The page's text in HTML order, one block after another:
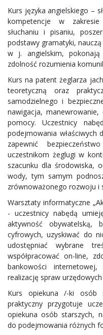
Kurs języka angielskiego –
kompetencje w
słuchaniu i pisaniu,
podstawy gramatyki,
w j. angielskim,
zdolność rozumienia
Kurs na patent żeglarza
teoretyczną oraz
samodzielnego i
nawigacja, manewrowanie,
pomocy. Uczestnicy
podejmowania właściwych
zapewnić
uczestnikom żeglugi w
szacunku dla środowiska,
wody, tym samym
zrównoważonego rozwoju i
Warsztaty informatyczne
- uczestnicy nabędą
aktywność
cyfrowych, uzyskiwać do
udostępniać wybrane
współpracować on-line,
bankowości
realizację spraw
Kurs opiekuna /-ki osób
praktyczny przygotuje
opiekuna osób starszych,
do podejmowania różnych